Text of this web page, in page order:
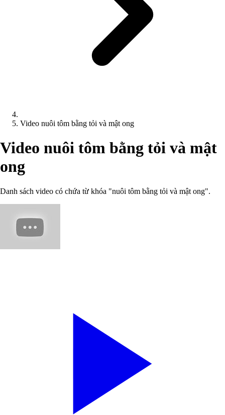
Video nuôi tôm bằng tỏi và mật ong
Video nuôi tôm bằng tỏi và mật
ong
Danh sách video có chứa từ khóa "nuôi tôm bằng tỏi và mật ong".